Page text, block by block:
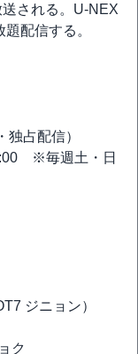
される。U-NEX
配信する。
占配信）
※毎週土・日
ジニョン）
ク